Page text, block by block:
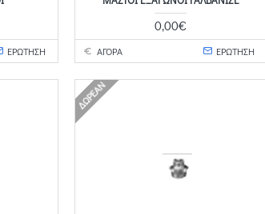
ΕΡΩΤΗΣΗ
0,00€
ΑΓΟΡΑ ΕΡΩΤΗΣΗ
ΔΩΡΕΆΝ